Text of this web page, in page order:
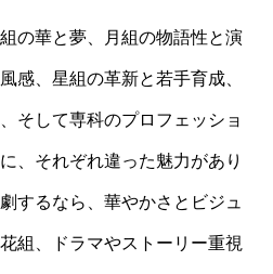
の華と夢、月組の物語性と演
感、星組の革新と若手育成、
そして専科のプロフェッショ
、それぞれ違った魅力があり
するなら、華やかさとビジュ
組、ドラマやストーリー重視